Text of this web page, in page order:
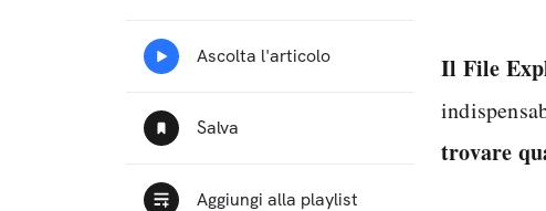
Il File
trovare